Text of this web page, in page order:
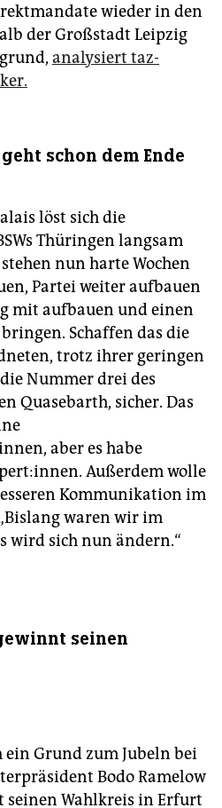
wieder in den
der Großstadt Leipzig
analysiert taz-
geht schon dem Ende
löst sich die
Thüringen langsam
nun harte Wochen
Partei weiter aufbauen
mit aufbauen und einen
Schaffen das die
trotz ihrer geringen
Nummer drei des
Quasebarth, sicher. Das
aber es habe
Außerdem wolle
Kommunikation im
waren wir im
wird sich nun ändern.“
seinen
ein Grund zum Jubeln bei
Bodo Ramelow
Wahlkreis in Erfurt